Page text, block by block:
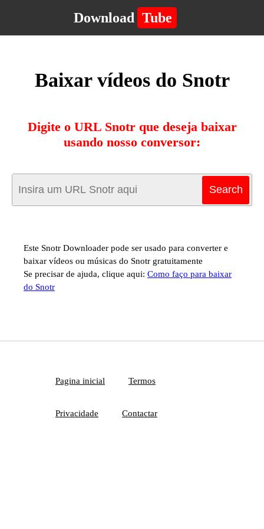
Download Tube
Baixar vídeos do Snotr
Digite o URL Snotr que deseja baixar
usando nosso conversor:
Este Snotr Downloader pode ser usado para converter e
baixar vídeos ou músicas do Snotr gratuitamente
Se precisar de ajuda, clique aqui: Como faço para baixar
do Snotr
Pagina inicial Termos
Privacidade Contactar